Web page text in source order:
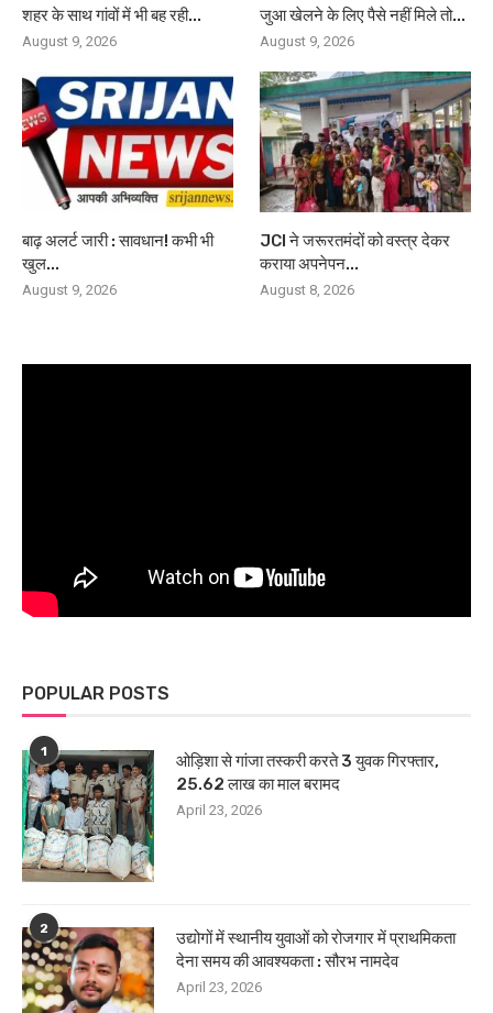
शहर के साथ गांवों में भी बह रही...
August 9, 2026
जुआ खेलने के लिए पैसे नहीं मिले तो...
August 9, 2026
बाढ़ अलर्ट जारी : सावधान! कभी भी
खुल...
August 9, 2026
JCI ने जरूरतमंदों को वस्त्र देकर
कराया अपनेपन...
August 8, 2026
POPULAR POSTS
1
ओड़िशा से गांजा तस्करी करते 3 युवक गिरफ्तार,
25.62 लाख का माल बरामद
April 23, 2026
2
उद्योगों में स्थानीय युवाओं को रोजगार में प्राथमिकता
देना समय की आवश्यकता : सौरभ नामदेव
April 23, 2026